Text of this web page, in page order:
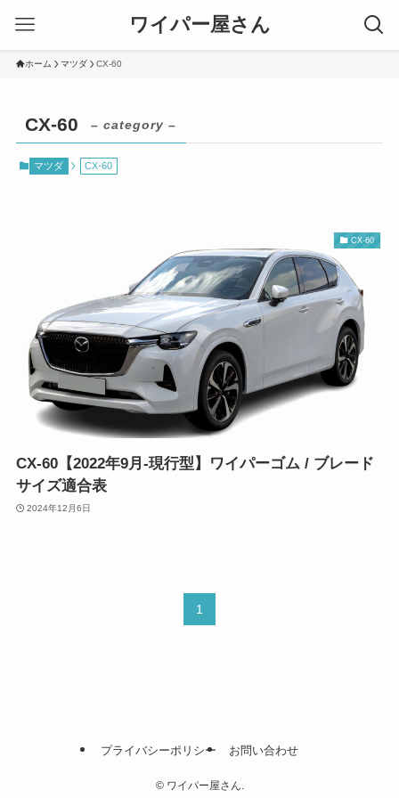
ワイパー屋さん
ホーム マツダ CX-60
CX-60 – category –
マツダ CX-60
CX-60
CX-60【2022年9月-現行型】ワイパーゴム / ブレード
サイズ適合表
2024年12月6日
1
プライバシーポリシー お問い合わせ
©ワイパー屋さん.